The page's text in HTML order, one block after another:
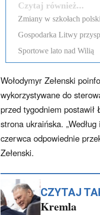
Czytaj również...
Zmiany w szkołach
Gospodarka Litwy
Sportowe lato nad Wilią
Wołodymyr Zełenski
wykorzystywane do
przed tygodniem
strona ukraińska.
czerwca odpowiednie
Zełenski.
CZYTAJ
Kremla